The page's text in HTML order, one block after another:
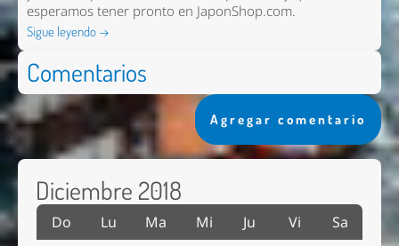
esperamos tener pronto en JaponShop.com.
Sigue leyendo →
Comentarios
Agregar comentario
Diciembre 2018
Do Lu Ma Mi Ju Vi
Sa